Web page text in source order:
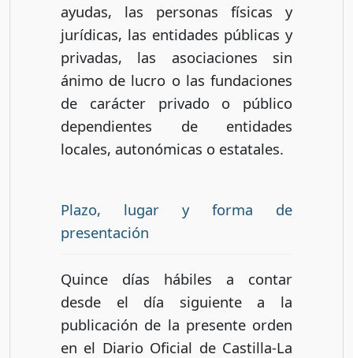
ayudas, las personas físicas y
jurídicas, las entidades públicas y
privadas, las asociaciones sin
ánimo de lucro o las fundaciones
de carácter privado o público
dependientes de entidades
locales, autonómicas o estatales.
Plazo, lugar y forma de
presentación
Quince días hábiles a contar
desde el día siguiente a la
publicación de la presente orden
en el Diario Oficial de Castilla-La